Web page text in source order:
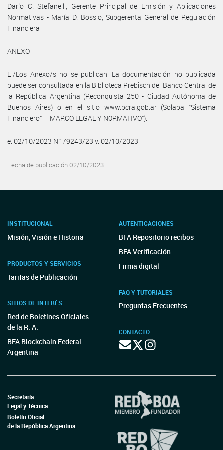
Darío C. Stefanelli, Gerente Principal de Emisión y Aplicaciones
Normativas - María D. Bossio, Subgerenta General de Regulación
Financiera
ANEXO
El/Los Anexo/s no se publican: La documentación no publicada
puede ser consultada en la Biblioteca Prebisch del Banco Central de
la República Argentina (Reconquista 250 - Ciudad Autónoma de
Buenos Aires) o en el sitio www.bcra.gob.ar (Solapa “Sistema
Financiero” – MARCO LEGAL Y NORMATIVO”).
e. 02/10/2023 N° 79243/23 v. 02/10/2023
Fecha de publicación 02/10/2023
INSTITUCIONAL
Misión, Visión e Historia
PRODUCTOS Y SERVICIOS
Tarifas de Publicación
SITIOS DE INTERÉS
Red de Boletines Oficiales
de la R. A.
BFA Blockchain Federal
Argentina
AUTENTICACIONES
BFA Repositorio recibos
BFA Verificación
Firma digital
FAQ Y TUTORIALES
Preguntas Frecuentes
CONTACTO
Secretaría
Legal y Técnica
Boletín Oficial
de la República Argentina